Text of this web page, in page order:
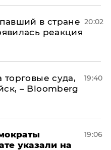
в стране
реакция
20:02
суда,
– Bloomberg
19:40
указали на
19:06